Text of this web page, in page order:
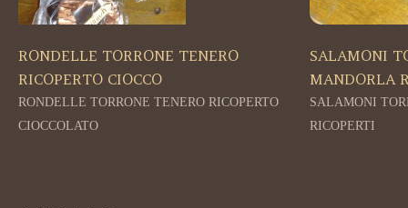
RONDELLE TORRONE TENERO
RICOPERTO CIOCCO
RONDELLE TORRONE TENERO RICOPERTO
CIOCCOLATO
SALAMONI
MANDORLA
SALAMONI
RICOPERTI